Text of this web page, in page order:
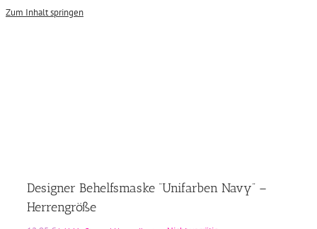
Zum Inhalt springen
Designer Behelfsmaske “Unifarben Navy” –
Herrengröße